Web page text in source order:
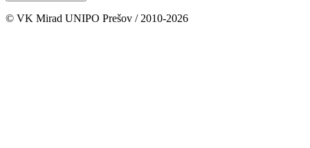
© VK Mirad UNIPO Prešov / 2010-2026